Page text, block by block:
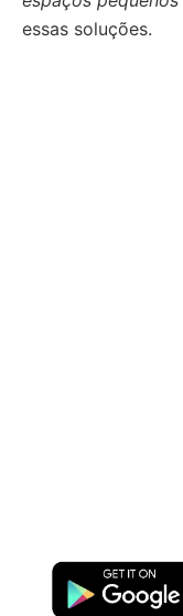
essas soluções.